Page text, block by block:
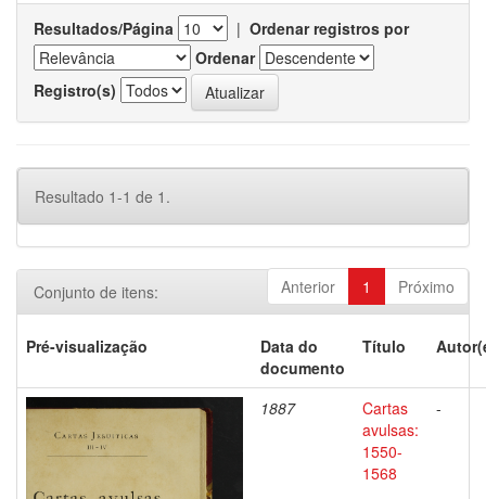
Resultados/Página | Ordenar registros por
Ordenar
Registro(s)
Resultado 1-1 de 1.
Anterior 1 Próximo
Conjunto de itens:
Pré-visualização
Data do
documento
Título
1887
Cartas
avulsas:
1550-
1568
-